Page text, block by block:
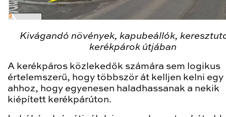
Kivágandó növények, kapubeállók,
kerékpárok útjában
A kerékpáros közlekedők számára sem logikus
értelemszerű, hogy többször át kelljen kelni egy
ahhoz, hogy egyenesen haladhassanak a nekik
kiépített kerékpárúton.